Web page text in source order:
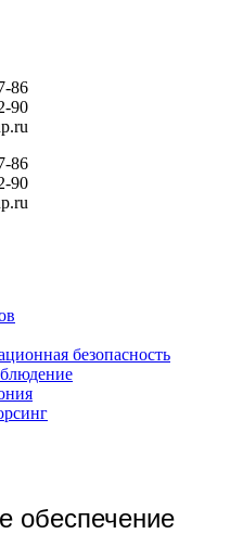
86
90
86
90
безопасность
обеспечение